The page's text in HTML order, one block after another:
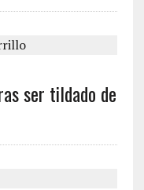
ser tildado de